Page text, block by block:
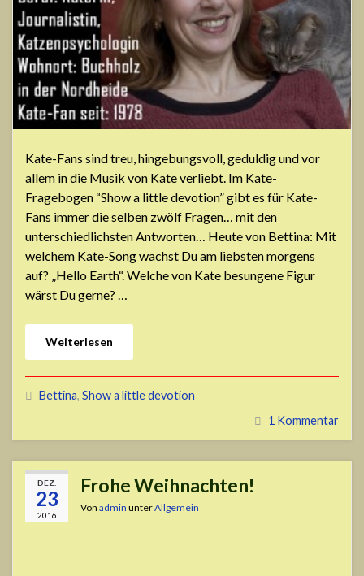
Kate-Fans sind treu, hingebungsvoll, geduldig und vor
allem in die Musik von Kate verliebt. Im Kate-
Fragebogen “Show a little devotion” gibt es für Kate-
Fans immer die selben zwölf Fragen… mit den
unterschiedlichsten Antworten… Heute von Bettina: Mit
welchem Kate-Song wachst Du am liebsten morgens
auf? „Hello Earth“. Welche von Kate besungene Figur
wärst Du gerne? …
Weiterlesen
Bettina, Show a little devotion
1 Kommentar
DEZ.
23
2016
Frohe Weihnachten!
Von admin unterAllgemein